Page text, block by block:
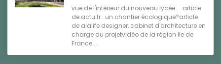
vue de l'intérieur du nouveau lycée article
de actu.fr : un chantier écologique?article
de aialife designer, cabinet d'architecture en
charge du projetvidéo de la région Ile de
France ...